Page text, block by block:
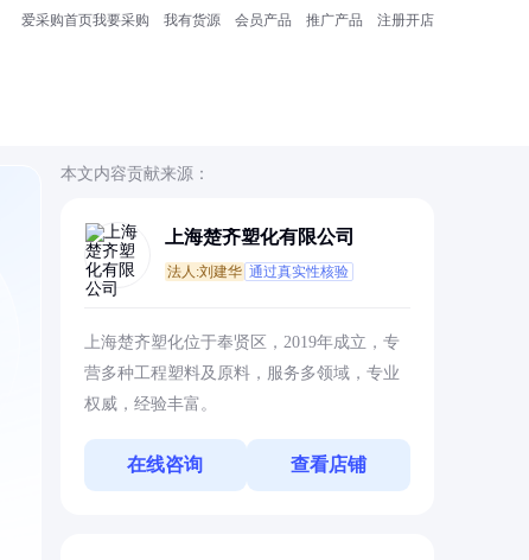
爱采购首页我要采购 我有货源 会员产品 推广产品 注册开店
本文内容贡献来源：
上海楚齐塑化有限公司
法人:刘建华 通过真实性核验
上海楚齐塑化位于奉贤区，2019年成立，专
营多种工程塑料及原料，服务多领域，专业
权威，经验丰富。
在线咨询 查看店铺